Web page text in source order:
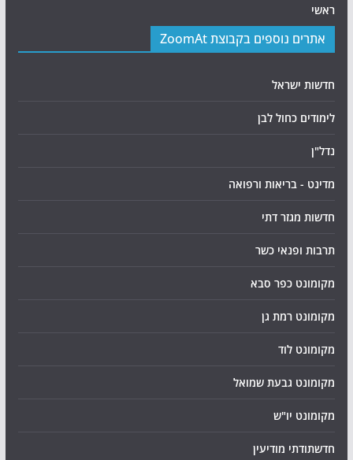
ראשי
אתרים נוספים בקבוצת ZoomAt
חדשות ישראל
לימודים כחול לבן
נדל"ן
מדינט - בריאות ורפואה
חדשות מגזר דתי
תרבות ופנאי כשר
מקומונט כפר סבא
מקומונט רמת גן
מקומונט לוד
מקומונט גבעת שמואל
מקומונט יו"ש
חדשתודתי מודיעין